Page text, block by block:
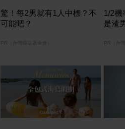
驚！每2男就有1人中標？不
可能吧？
PR（台灣癌症基金會）
1/2機
是渣
PR（台